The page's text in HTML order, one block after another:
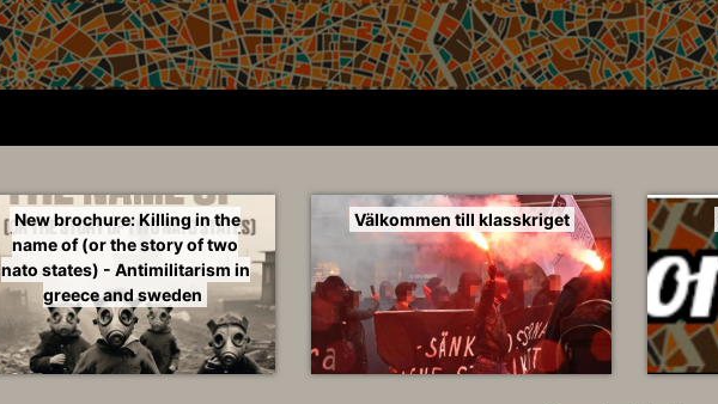
New brochure: Killing in the
name of (or the story of two
nato states) - Antimilitarism in
greece and sweden
Välkommen till klasskriget